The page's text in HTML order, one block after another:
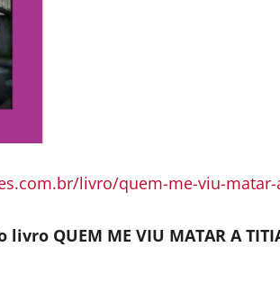
livro/quem-me-viu-
QUEM ME VIU MATAR A